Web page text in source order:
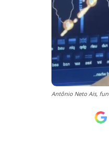
Antônio Neto Ais,